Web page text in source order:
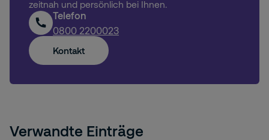
zeitnah und persönlich bei Ihnen.
Telefon
0800 2200023
Kontakt
Verwandte Einträge